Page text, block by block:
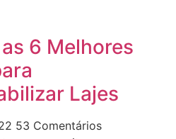
6 Melhores
Lajes
53 Comentários